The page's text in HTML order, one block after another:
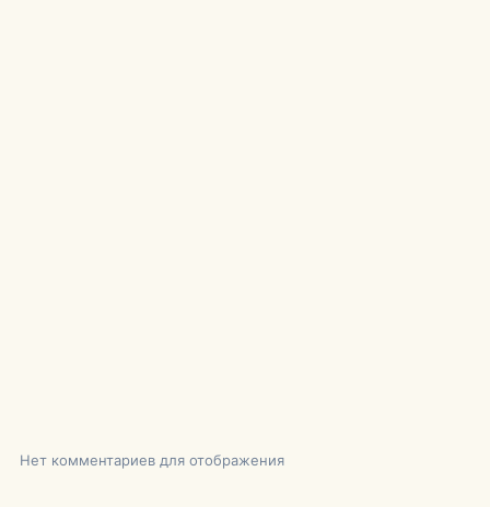
Нет комментариев для отображения